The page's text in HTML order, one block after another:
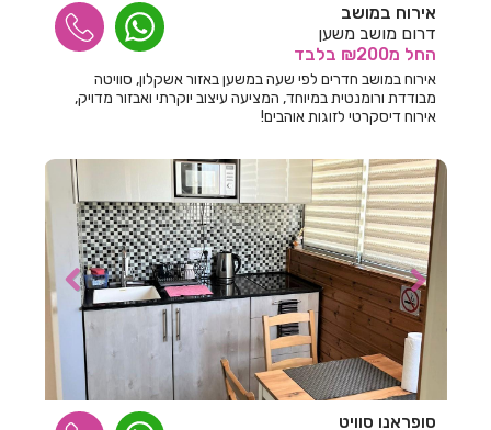
חדרים לפי שעה בגורן
חדרים לפי שעה בגינוסר
חדרים לפי שעה בגליל עליון
חדרים לפי שעה בדבורה
חדרים לפי שעה בדובב
חדרים לפי שעה בדור
חדרים לפי שעה בדישון
חדרים לפי שעה בדלתון
חדרים לפי שעה בהוד השרון
אירוח במושב
דרום מושב משען
החל מ₪200 בלבד
אירוח במושב חדרים לפי שעה במשען באזור אשקלון, סוויטה
מבודדת ורומנטית במיוחד, המציעה עיצוב יוקרתי ואבזור מדויק,
אירוח דיסקרטי לזוגות אוהבים!
סופראנו סוויט